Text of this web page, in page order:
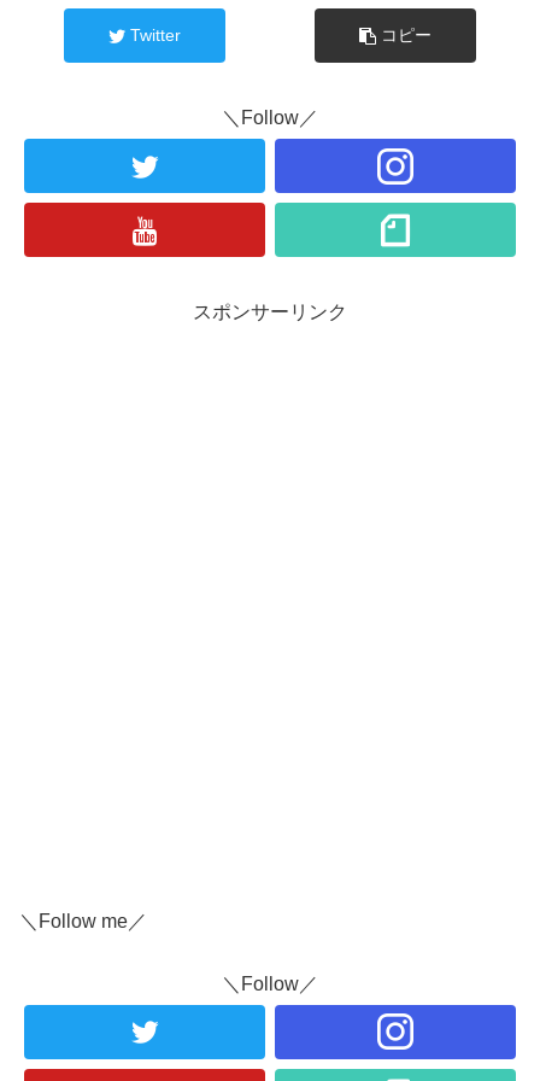
Twitter コピー
＼Follow／
スポンサーリンク
＼Follow me／
＼Follow／